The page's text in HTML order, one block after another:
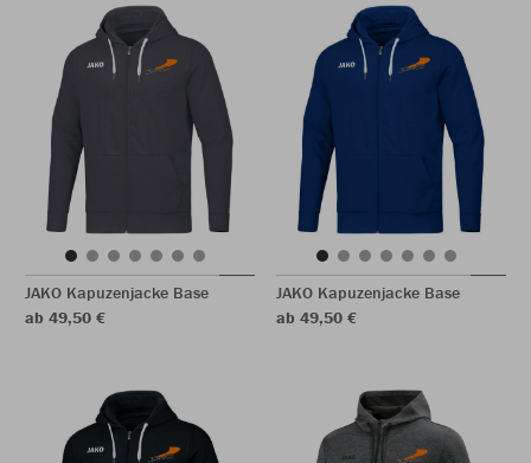
JAKO Kapuzenjacke Base
ab 49,50 €
JAKO Kapuzenjacke Base
ab 49,50 €